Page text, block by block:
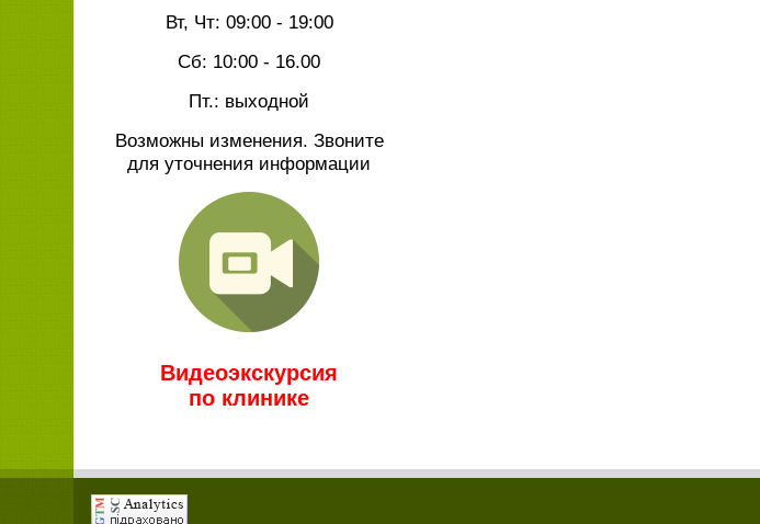
Вт, Чт: 09:00 - 19:00
Сб: 10:00 - 16.00
Пт.: выходной
Возможны изменения. Звоните
для уточнения информации
Видеоэкскурсия
по клинике